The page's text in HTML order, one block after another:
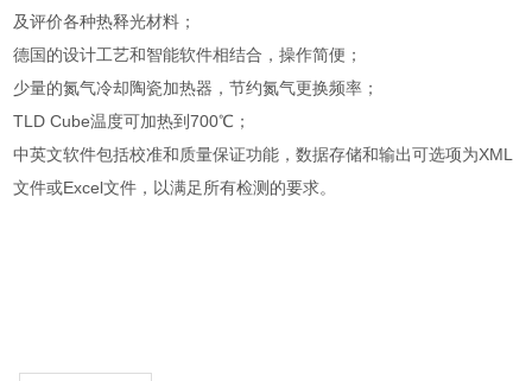
及评价各种热释光材料；
德国的设计工艺和智能软件相结合，操作简便；
少量的氮气冷却陶瓷加热器，节约氮气更换频率；
TLD Cube温度可加热到700℃；
中英文软件包括校准和质量保证功能，数据存储和输出可选项为XML
文件或Excel文件，以满足所有检测的要求。